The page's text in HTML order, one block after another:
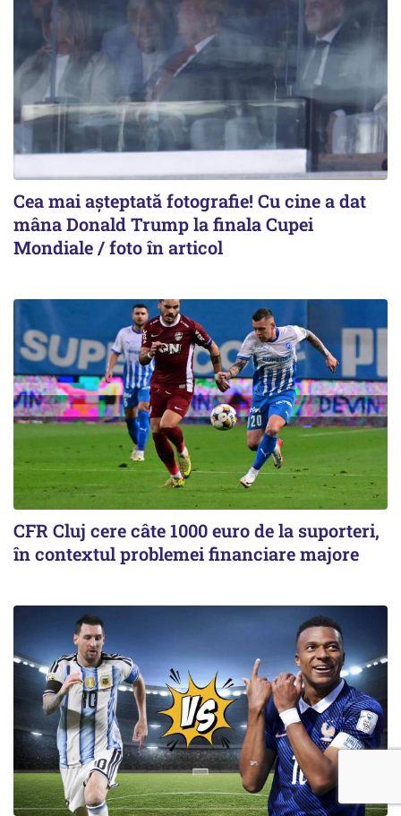
Cea mai așteptată fotografie! Cu cine a dat
mâna Donald Trump la finala Cupei
Mondiale / foto în articol
CFR Cluj cere câte 1000 euro de la suporteri,
în contextul problemei financiare majore